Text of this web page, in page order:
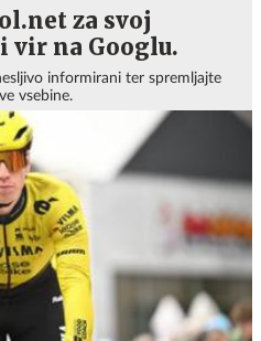
za svoj
vir na Googlu.
informirani ter spremljajte
vsebine.